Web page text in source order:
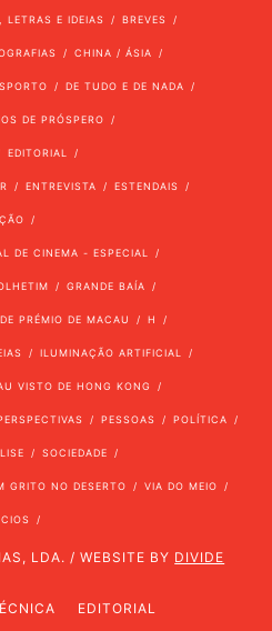
LETRAS E IDEIAS BREVES
CHINA / ÁSIA
DE TUDO E DE NADA
DE PRÓSPERO
EDITORIAL
ENTREVISTA ESTENDAIS
DE CINEMA - ESPECIAL
GRANDE BAÍA
PRÉMIO DE MACAU H
ILUMINAÇÃO ARTIFICIAL
VISTO DE HONG KONG
PESSOAS POLÍTICA
SOCIEDADE
GRITO NO DESERTO VIA DO MEIO
LDA. / WEBSITE BY DIVIDE
EDITORIAL